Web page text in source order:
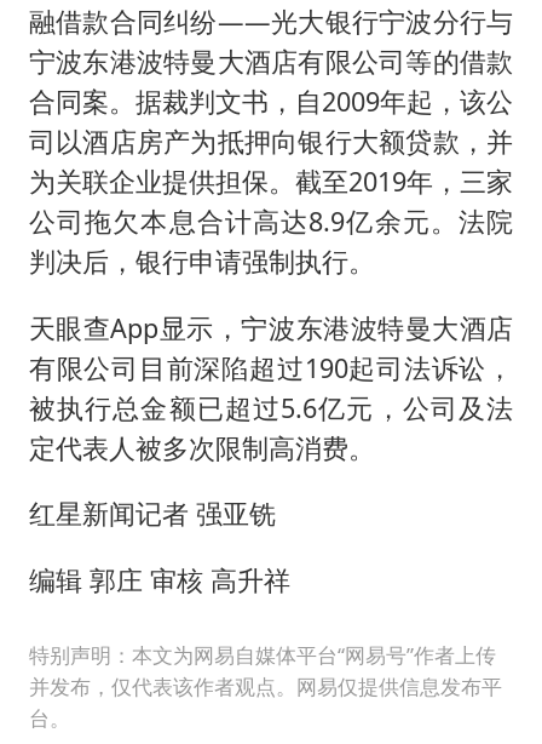
融借款合同纠纷——光大银行宁波分行与
宁波东港波特曼大酒店有限公司等的借款
合同案。据裁判文书，自2009年起，该公
司以酒店房产为抵押向银行大额贷款，并
为关联企业提供担保。截至2019年，三家
公司拖欠本息合计高达8.9亿余元。法院
判决后，银行申请强制执行。
天眼查App显示，宁波东港波特曼大酒店
有限公司目前深陷超过190起司法诉讼，
被执行总金额已超过5.6亿元，公司及法
定代表人被多次限制高消费。
红星新闻记者 强亚铣
编辑 郭庄 审核 高升祥
特别声明：本文为网易自媒体平台“网易号”作者上传
并发布，仅代表该作者观点。网易仅提供信息发布平
台。